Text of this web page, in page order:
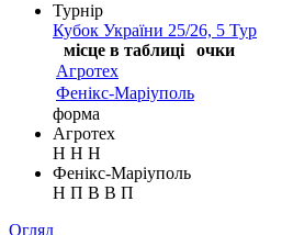
Турнір
Кубок України 25/26, 5 Тур
місце в таблиці
очки
Агротех
Фенікс-Маріуполь
форма
Агротех
Н Н Н
Фенікс-Маріуполь
Н П В В П
Таблиця
Огляд